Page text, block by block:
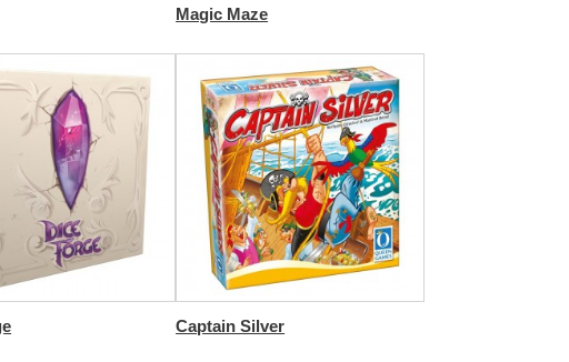
Magic Maze
Captain Silver